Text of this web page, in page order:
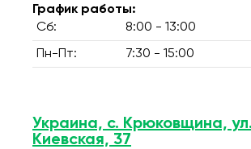
График работы:
Сб:
8:00 - 13:00
Пн-Пт: 7:30 - 15:00
Украина, с. Крюковщина, ул.
Киевская, 37